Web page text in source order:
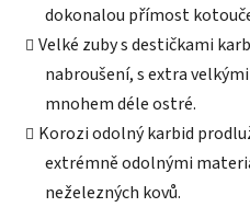
dokonalou přímost
Velké zuby s destičkami
nabroušení, s extra
mnohem déle ostré.
Korozi odolný karbid
extrémně odolnými
neželezných kovů.